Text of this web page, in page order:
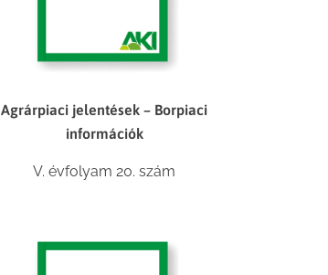
Agrárpiaci jelentések – Borpiaci
információk
V. évfolyam 20. szám